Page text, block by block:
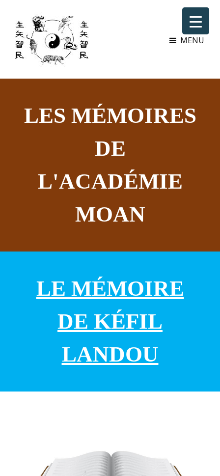
MENU
LES MÉMOIRES
DE
L'ACADÉMIE
MOAN
LE MÉMOIRE
DE KÉFIL
LANDOU